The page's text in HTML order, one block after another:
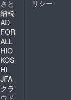
さと
納税
AD
FOR
ALL
HIO
KOS
HI
JFA
クラ
ウド
リシー